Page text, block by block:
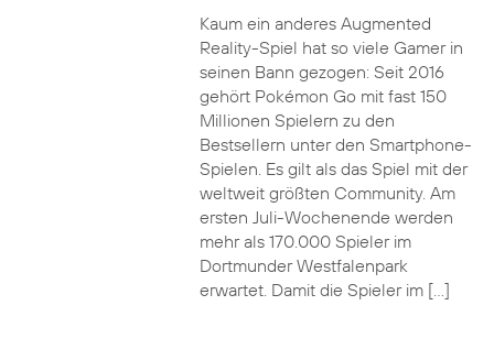
Kaum ein anderes Augmented
Reality-Spiel hat so viele Gamer in
seinen Bann gezogen: Seit 2016
gehört Pokémon Go mit fast 150
Millionen Spielern zu den
Bestsellern unter den Smartphone-
Spielen. Es gilt als das Spiel mit der
weltweit größten Community. Am
ersten Juli-Wochenende werden
mehr als 170.000 Spieler im
Dortmunder Westfalenpark
erwartet. Damit die Spieler im […]